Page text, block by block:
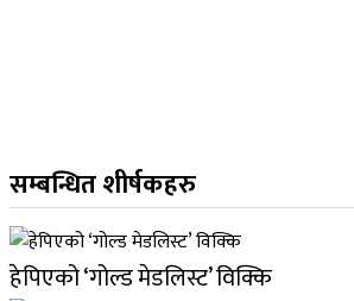
सम्बन्धित शीर्षकहरु
हेपिएको ‘गोल्ड मेडलिस्ट’ विक्कि